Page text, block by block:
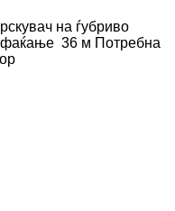
на ѓубриво
36 м Потребна